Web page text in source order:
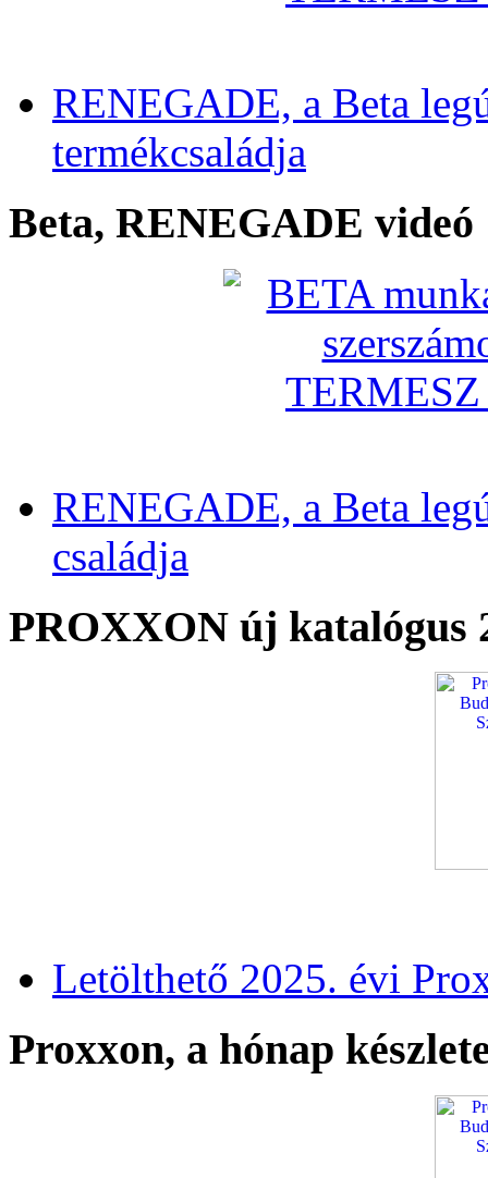
RENEGADE, a Beta
termékcsaládja
Beta, RENEGADE videó
RENEGADE, a Beta
családja
PROXXON új katalógus
Letölthető 2025. évi
Proxxon, a hónap